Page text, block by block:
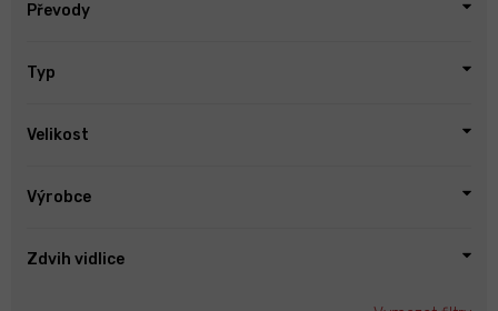
Převody
Typ
Velikost
Výrobce
Zdvih vidlice